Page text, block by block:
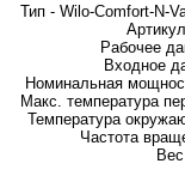
Тип - Wilo-Comfort-N-
Рабочее
Входное
Номинальная
Макс. температура
Температура
Частота